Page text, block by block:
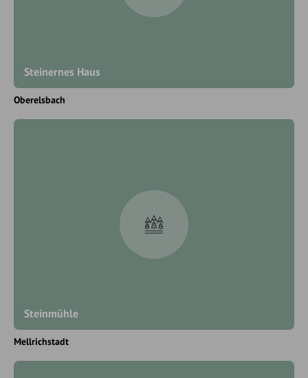
Steinernes Haus
Oberelsbach
Steinmühle
Mellrichstadt